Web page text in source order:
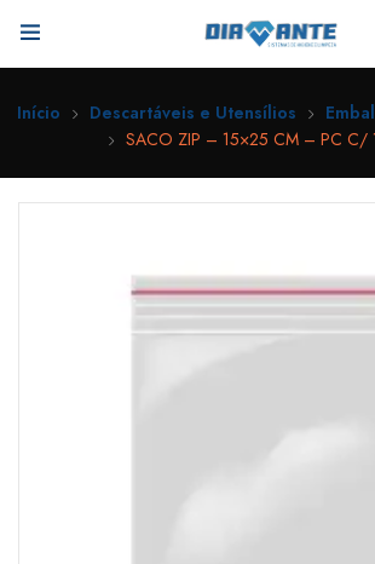
Início Descartáveis e Utensílios
SACO ZIP – 15×25 CM – PC C/